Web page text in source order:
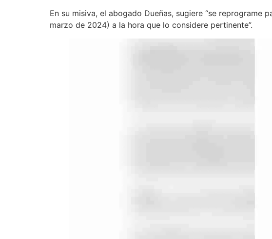
En su misiva, el abogado Dueñas, sugiere “se
marzo de 2024) a la hora que lo considere pertinente”.